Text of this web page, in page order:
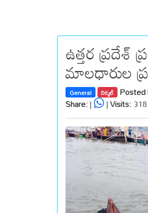
ఉత్తర
మాలధారుల
General నిర్మల్
Share:| |Visits:318